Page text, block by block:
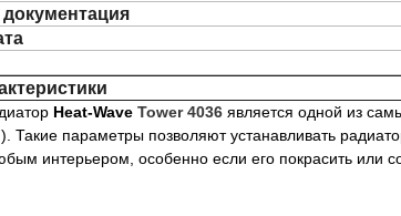
Heat-Wave Tower 4036 является одной из
Такие параметры позволяют устанавливать
интерьером, особенно если его покрасить или